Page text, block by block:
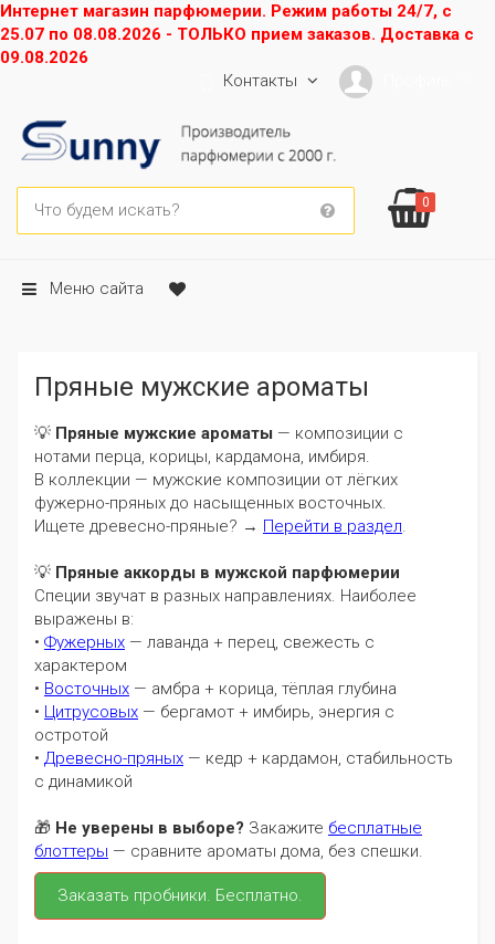
Интернет магазин парфюмерии. Режим работы 24/7, с
25.07 по 08.08.2026 - ТОЛЬКО прием заказов. Доставка с
09.08.2026
Контакты
0
Меню сайта
Пряные мужские ароматы
💡 Пряные мужские ароматы — композиции с
нотами перца, корицы, кардамона, имбиря.
В коллекции — мужские композиции от лёгких
фужерно-пряных до насыщенных восточных.
Ищете древесно-пряные? → Перейти в раздел
💡 Пряные аккорды в мужской парфюмерии
Специи звучат в разных направлениях. Наиболее
выражены в:
• Фужерных — лаванда + перец, свежесть с
характером
• Восточных — амбра + корица, тёплая глубина
• Цитрусовых — бергамот + имбирь, энергия с
остротой
• Древесно-пряных — кедр + кардамон, стабильность
с динамикой
🎁 Не уверены в выборе? Закажите бесплатные
блоттеры — сравните ароматы дома, без спешки.
Заказать пробники. Бесплатно.